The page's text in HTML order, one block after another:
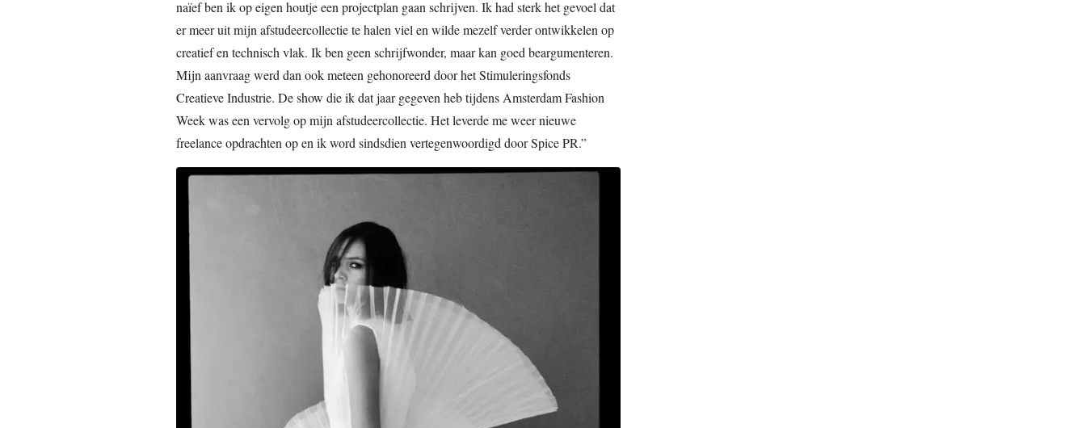
naïef ben ik op eigen houtje een projectplan gaan schrijven. Ik had sterk het gevoel dat
er meer uit mijn afstudeercollectie te halen viel en wilde mezelf verder ontwikkelen op
creatief en technisch vlak. Ik ben geen schrijfwonder, maar kan goed beargumenteren.
Mijn aanvraag werd dan ook meteen gehonoreerd door het Stimuleringsfonds
Creatieve Industrie. De show die ik dat jaar gegeven heb tijdens Amsterdam Fashion
Week was een vervolg op mijn afstudeercollectie. Het leverde me weer nieuwe
freelance opdrachten op en ik word sindsdien vertegenwoordigd door Spice PR.”